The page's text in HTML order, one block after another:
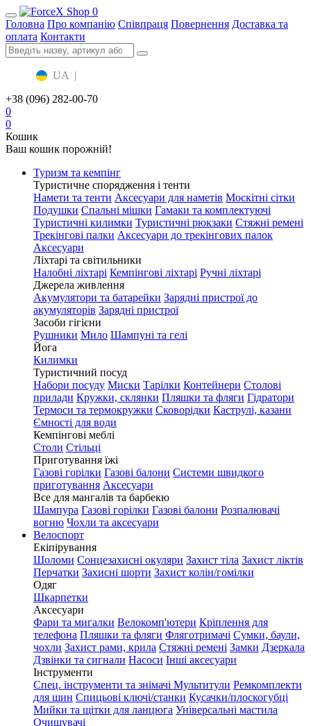
0
Головна Про компанію Співпраця Повернення Доставка та
оплата Контакти
UA |
+38 (096) 282-00-70
0
0
Кошик
Ваш кошик порожній!
Туризм та кемпінг
Туристичне спорядження і тенти
Намети та тенти Аксесуари для наметів Москітні сітки
Подушки Спальні мішки Гамаки та комплектуючі
Туристичні килимки Туристичні рюкзаки Стяжні ремені
Трекінгові палки Аксесуари до трекінгових палок
Аксесуари
Ліхтарі та світильники
Налобні ліхтарі Кемпінгові ліхтарі Ручні ліхтарі
Джерела живлення
Акумулятори та батарейки Зарядні пристрої до
акумуляторів Зарядні пристрої
Засоби гігієни
Рушники Мило Шампуні та гелі
Йога
Килимки
Туристичний посуд
Набори посуду Миски Тарілки Контейнери Столові
прилади Кружки, склянки Пляшки та фляги Гідратори
Термоси та термокружки Сковорідки Каструлі, казани
Ємності для води
Кемпінгові меблі
Столи Стільці
Приготування їжі
Газові горілки Газові балони Системи швидкого
приготування Аксесуари
Все для мангалів та барбекю
Шампура Газові горілки Газові балони Розпалювачі
вогню Чохли та аксесуари
Велоспорт
Екіпірування
Шоломи Сонцезахисні окуляри Захист тіла Захист ліктів
Перчатки Захисні шорти Захист колін/гомілки
Одяг
Шкарпетки
Аксесуари
Фари та мигалки Велокомп'ютери Кріплення для
телефона Пляшки та фляги Фляготримачі Сумки, баули,
чохли Захист рами, крила Стяжні ремені Замки Дзеркала
Дзвінки та сигнали Насоси Інші аксесуари
Інструменти
Спец. інструменти та знімачі Мультитули Ремкомплекти
для шин Спицьові ключі/станки Кусачки/плоскогубці
Мийки та щітки для ланцюга Універсальні мастила
Очищувачі